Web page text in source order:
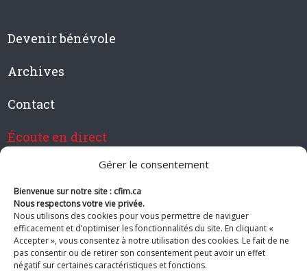
Gérer le consentement
Bienvenue sur notre site : cfim.ca
Nous respectons votre vie privée.
Nous utilisons des cookies pour vous permettre de naviguer
efficacement et d’optimiser les fonctionnalités du site. En cliquant «
Accepter », vous consentez à notre utilisation des cookies. Le fait de ne
pas consentir ou de retirer son consentement peut avoir un effet
négatif sur certaines caractéristiques et fonctions.
Devenir bénévole
Archives
Contact
Écoute en direct
Devenir membre de CFIM
Suivez-nous